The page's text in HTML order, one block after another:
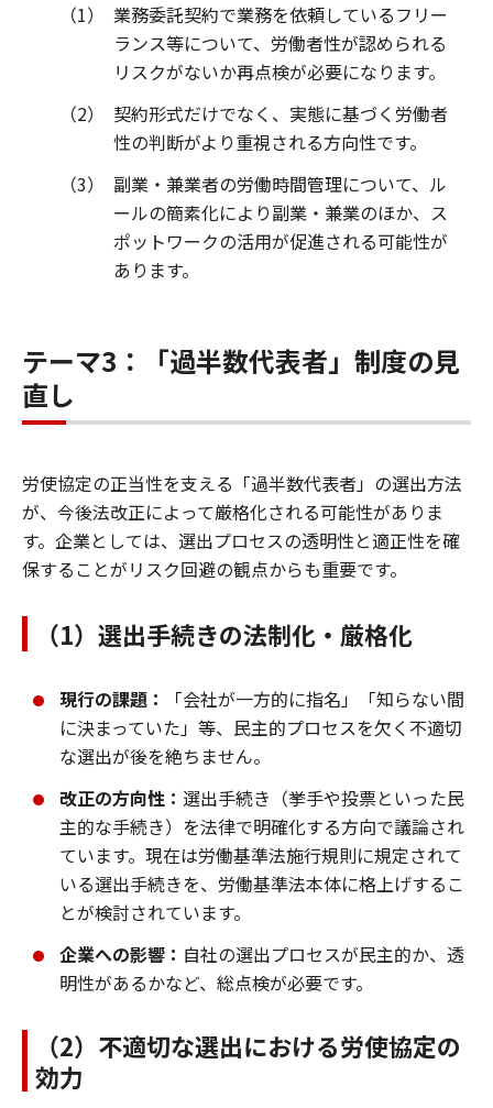
（1）
業務委託契約で業務を依頼しているフリー
ランス等について、労働者性が認められる
リスクがないか再点検が必要になります。
（2）
契約形式だけでなく、実態に基づく労働者
性の判断がより重視される方向性です。
（3）
副業・兼業者の労働時間管理について、ル
ールの簡素化により副業・兼業のほか、ス
ポットワークの活用が促進される可能性が
あります。
テーマ3：「過半数代表者」制度の見
直し
労使協定の正当性を支える「過半数代表者」の選出方法
が、今後法改正によって厳格化される可能性がありま
す。企業としては、選出プロセスの透明性と適正性を確
保することがリスク回避の観点からも重要です。
（1）選出手続きの法制化・厳格化
現行の課題：
「会社が一方的に指名」「知らない間
に決まっていた」等、民主的プロセスを欠く不適切
な選出が後を絶ちません。
改正の方向性： 選出手続き（挙手や投票といった民
主的な手続き）を法律で明確化する方向で議論され
ています。現在は労働基準法施行規則に規定されて
いる選出手続きを、労働基準法本体に格上げするこ
とが検討されています。
企業への影響： 自社の選出プロセスが民主的か、透
明性があるかなど、総点検が必要です。
（2）不適切な選出における労使協定の
効力